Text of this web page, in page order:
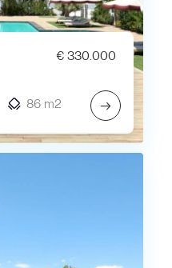
€ 330.000
86 m2 →